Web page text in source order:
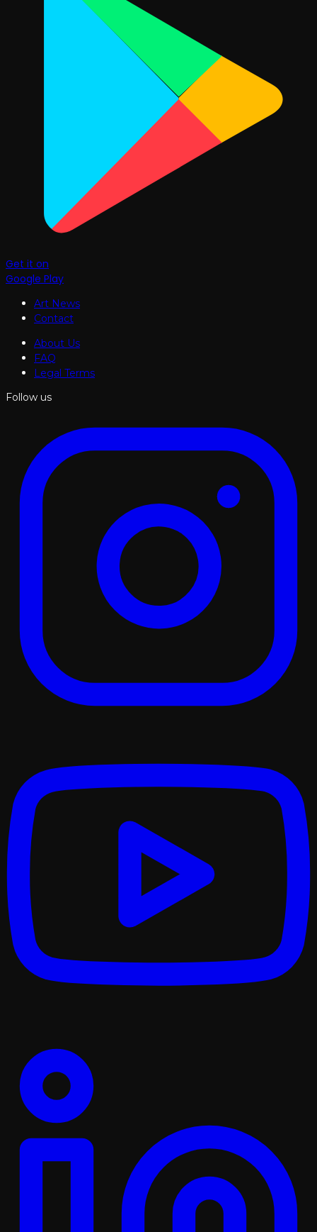
Get it on
Google Play
Art News
Contact
About Us
FAQ
Legal Terms
Follow us